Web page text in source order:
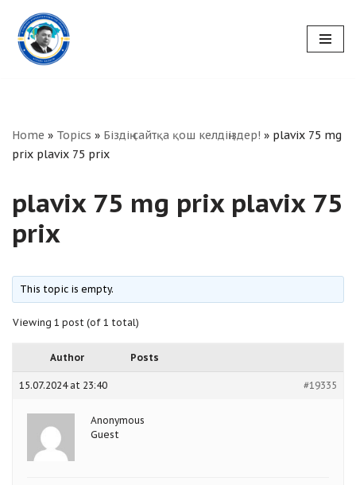
Skip
to
Home » Topics » Біздің сайтқа қош келдіңіздер! » plavix 75 mg
prix plavix 75 prix
plavix 75 mg prix plavix 75
prix
This topic is empty.
Viewing 1 post (of 1 total)
Author Posts
15.07.2024 at 23:40 #19335
Anonymous
Guest